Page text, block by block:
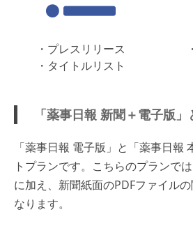
・プレスリリース
・タイトルリスト
「薬事日報 新聞＋電子版」
「薬事日報 電子版」と「薬事日報
トプランです。こちらのプランで
に加え、新聞紙面のPDFファイル
なります。